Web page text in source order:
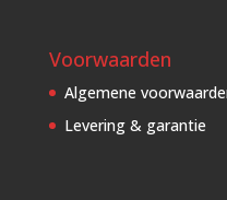
Voorwaarden
Algemene
Levering & garantie